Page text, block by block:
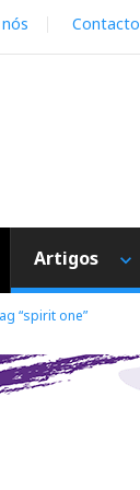
Contacto
Artigos
“spirit one”